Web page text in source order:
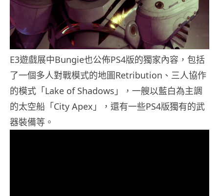
E3遊戲展中Bungie也公佈PS4版的獨家內容，包括
了一個多人對戰模式的地圖Retribution、三人協作
的模式「Lake of Shadows」，一艘以藍白為主調
的太空船「City Apex」，還有一些PS4版獨有的武
器裝備等。